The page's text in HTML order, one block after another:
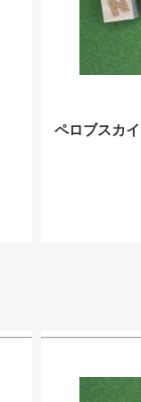
ペロブスカ